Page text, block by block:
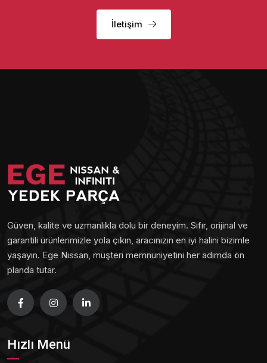
İletişim
Güven, kalite ve uzmanlıkla dolu bir deneyim. Sıfır, orijinal ve
garantili ürünlerimizle yola çıkın, aracınızın en iyi halini bizimle
yaşayın. Ege Nissan, müşteri memnuniyetini her adımda ön
planda tutar.
Hızlı Menü